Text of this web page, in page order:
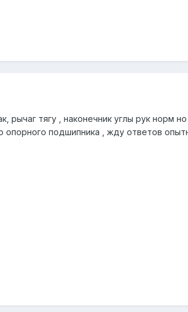
тягу , наконечник углы рук норм но
опорного подшипника , жду ответов